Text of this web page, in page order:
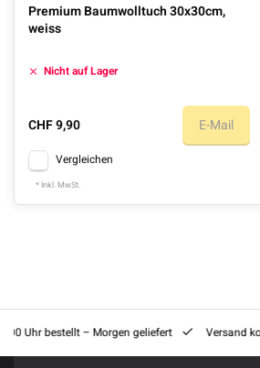
Premium Baumwolltuch 30x30cm,
weiss
Nicht auf Lager
CHF 9,90 E-Mail
Vergleichen
* Inkl. MwSt.
Uhr bestellt – Morgen geliefert Versand